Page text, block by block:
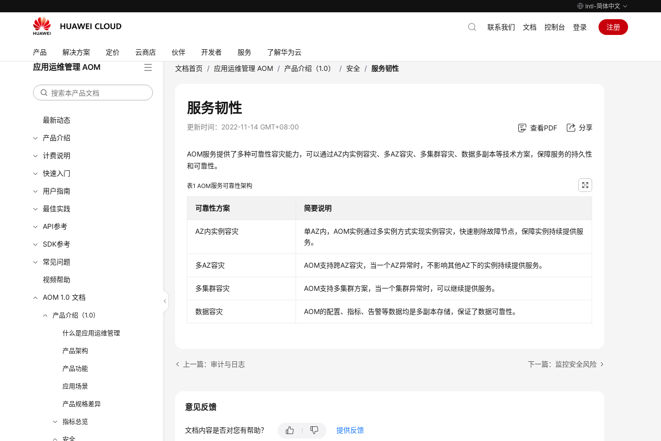
Intl-简体中文
产品 解决方案 定价 云商店 伙伴 开发者 服务 了解华为云
联系我们 文档 控制台 登录 注册
应用运维管理 AOM
最新动态
产品介绍
计费说明
快速入门
用户指南
最佳实践
API参考
SDK参考
常见问题
视频帮助
AOM 1.0 文档
产品介绍（1.0）
什么是应用运维管理
产品架构
产品功能
应用场景
产品规格差异
指标总览
安全
文档首页 / 应用运维管理 AOM / 产品介绍（1.0） / 安全 / 服务韧性
服务韧性
更新时间： 2022-11-14 GMT+08:00 查看PDF 分享
AOM服务提供了多种可靠性容灾能力，可以通过AZ内实例容灾、多AZ容灾、多集群容灾、数据多副本等技术方案，保障服务的持久性
和可靠性。
表1AOM服务可靠性架构
可靠性方案 简要说明
AZ内实例容灾
单AZ内，AOM实例通过多实例方式实现实例容灾，快速剔除故障节点，保障实例持续提供服
务。
多AZ容灾 AOM支持跨AZ容灾，当一个AZ异常时，不影响其他AZ下的实例持续提供服务。
多集群容灾 AOM支持多集群方案，当一个集群异常时，可以继续提供服务。
数据容灾 AOM的配置、指标、告警等数据均是多副本存储，保证了数据可靠性。
上一篇：审计与日志 下一篇：监控安全风险
意见反馈
文档内容是否对您有帮助？ 提供反馈